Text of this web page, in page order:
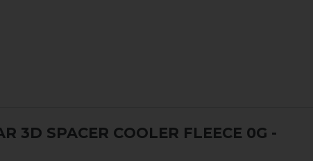
3D SPACER COOLER FLEECE 0G -